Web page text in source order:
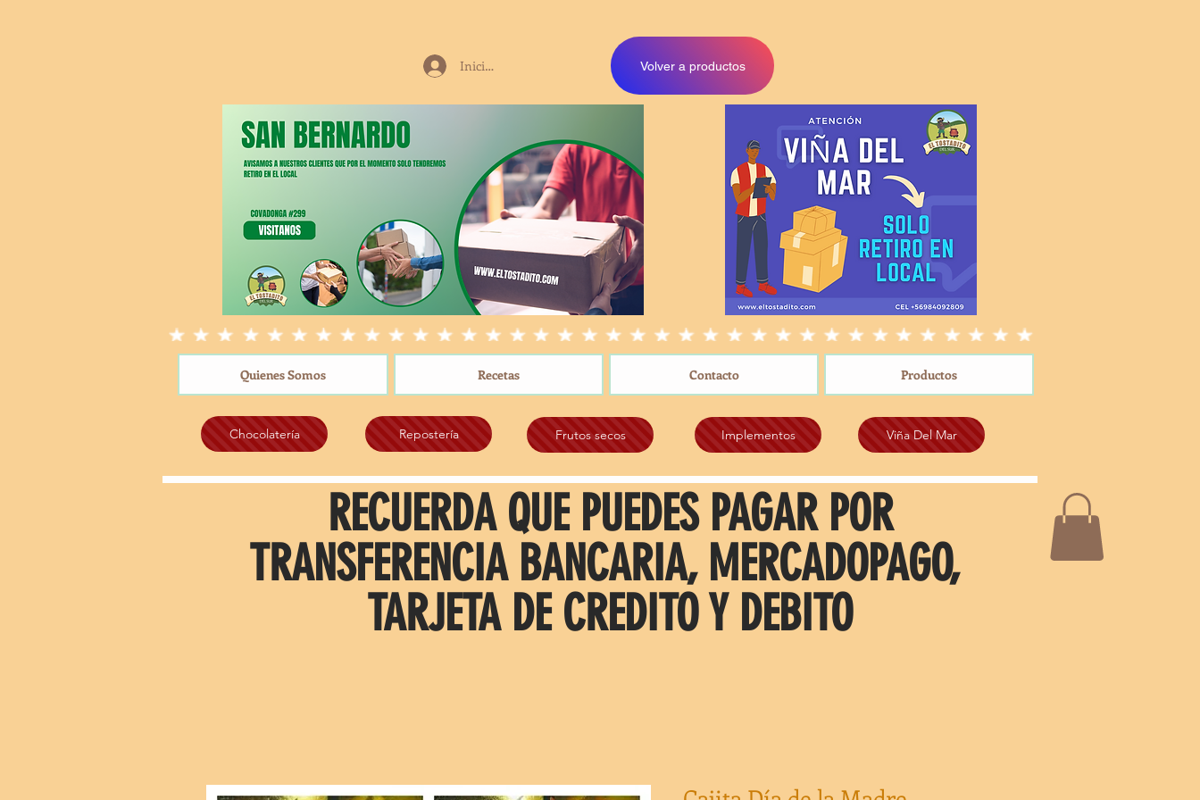
Iniciar sesión Volver a productos
Quienes Somos Recetas Contacto Productos
Chocolatería Repostería Frutos secos Implementos Viña Del Mar
RECUERDA QUE PUEDES PAGAR POR
TRANSFERENCIA BANCARIA, MERCADOPAGO,
TARJETA DE CREDITO Y DEBITO